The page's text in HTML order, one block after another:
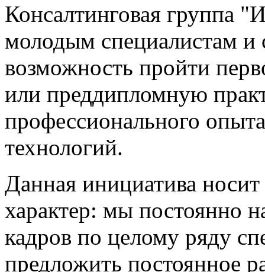
Консалтинговая группа
молодым специалистам и
возможность пройти
или преддипломную
профессионального
технологий.
Данная инициатива
характер: мы постоянно
кадров по целому ряду
предложить постоянное